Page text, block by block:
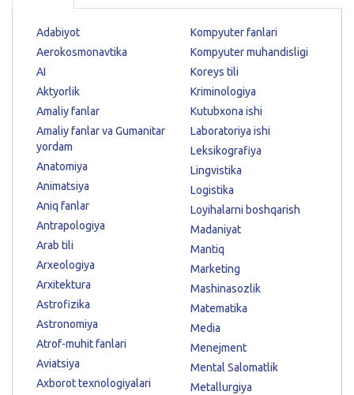
Adabiyot
Aerokosmonavtika
AI
Aktyorlik
Amaliy fanlar
Amaliy fanlar va Gumanitar
yordam
Anatomiya
Animatsiya
Aniq fanlar
Antrapologiya
Arab tili
Arxeologiya
Arxitektura
Astrofizika
Astronomiya
Atrof-muhit fanlari
Aviatsiya
Axborot texnologiyalari
Kompyuter fanlari
Kompyuter muhandisligi
Koreys tili
Kriminologiya
Kutubxona ishi
Laboratoriya ishi
Leksikografiya
Lingvistika
Logistika
Loyihalarni boshqarish
Madaniyat
Mantiq
Marketing
Mashinasozlik
Matematika
Media
Menejment
Mental Salomatlik
Metallurgiya